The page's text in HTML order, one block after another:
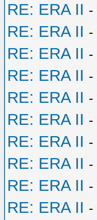
RE: ERA II -
RE: ERA II -
RE: ERA II -
RE: ERA II -
RE: ERA II -
RE: ERA II -
RE: ERA II -
RE: ERA II -
RE: ERA II -
RE: ERA II -